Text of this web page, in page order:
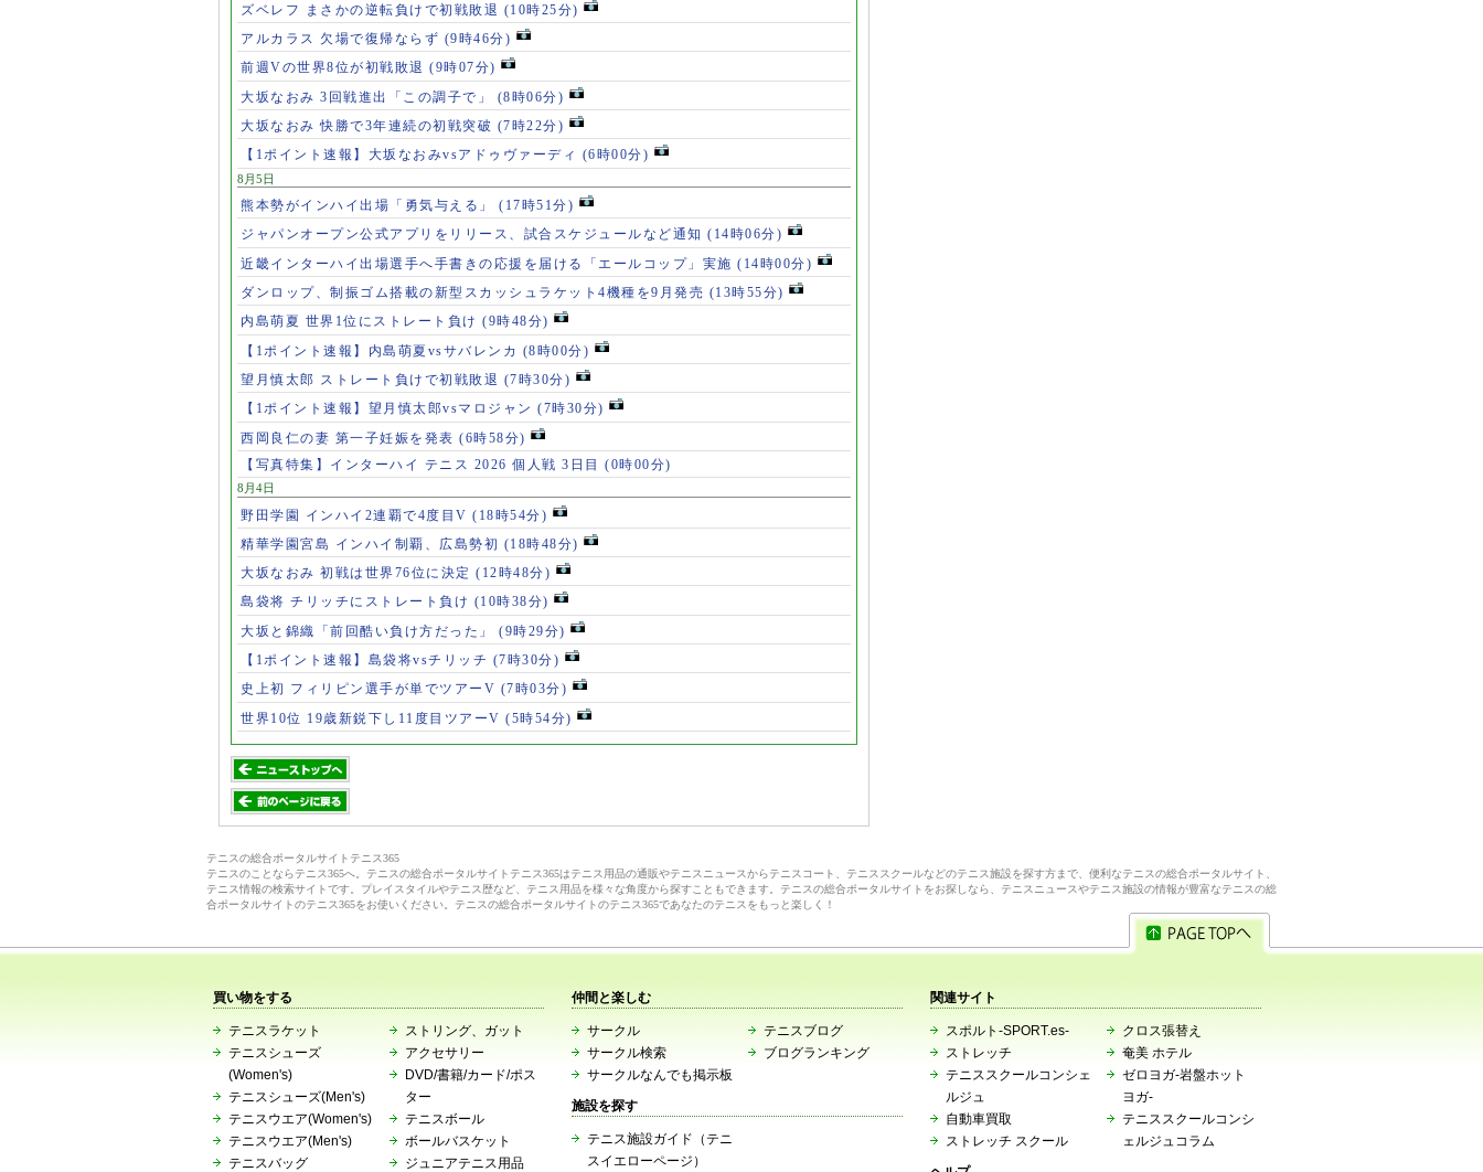
ズベレフ まさかの逆転負けで初戦敗退 (10時25分)
アルカラス 欠場で復帰ならず (9時46分)
前週Vの世界8位が初戦敗退 (9時07分)
大坂なおみ 3回戦進出「この調子で」 (8時06分)
大坂なおみ 快勝で3年連続の初戦突破 (7時22分)
【1ポイント速報】大坂なおみvsアドゥヴァーディ (6時00分)
8月5日
熊本勢がインハイ出場「勇気与える」 (17時51分)
ジャパンオープン公式アプリをリリース、試合スケジュールなど通知 (14時06分)
近畿インターハイ出場選手へ手書きの応援を届ける「エールコップ」実施 (14時00分)
ダンロップ、制振ゴム搭載の新型スカッシュラケット4機種を9月発売 (13時55分)
内島萌夏 世界1位にストレート負け (9時48分)
【1ポイント速報】内島萌夏vsサバレンカ (8時00分)
望月慎太郎 ストレート負けで初戦敗退 (7時30分)
【1ポイント速報】望月慎太郎vsマロジャン (7時30分)
西岡良仁の妻 第一子妊娠を発表 (6時58分)
【写真特集】インターハイ テニス 2026 個人戦 3日目 (0時00分)
8月4日
野田学園 インハイ2連覇で4度目V (18時54分)
精華学園宮島 インハイ制覇、広島勢初 (18時48分)
大坂なおみ 初戦は世界76位に決定 (12時48分)
島袋将 チリッチにストレート負け (10時38分)
大坂と錦織「前回酷い負け方だった」 (9時29分)
【1ポイント速報】島袋将vsチリッチ (7時30分)
史上初 フィリピン選手が単でツアーV (7時03分)
世界10位 19歳新鋭下し11度目ツアーV (5時54分)
テニスの総合ポータルサイトテニス365
テニスのことならテニス365へ。テニスの総合ポータルサイトテニス365はテニス用品の通販やテニスニュースからテニスコート、テニススクールなどのテニス施設を探す方まで、便利なテニスの総合ポータルサイト、
テニス情報の検索サイトです。プレイスタイルやテニス歴など、テニス用品を様々な角度から探すこともできます。テニスの総合ポータルサイトをお探しなら、テニスニュースやテニス施設の情報が豊富なテニスの総
合ポータルサイトのテニス365をお使いください。テニスの総合ポータルサイトのテニス365であなたのテニスをもっと楽しく！
買い物をする
テニスラケット
テニスシューズ
(Women's)
テニスシューズ(Men's)
テニスウエア(Women's)
テニスウエア(Men's)
テニスバッグ
ストリング、ガット
アクセサリー
DVD/書籍/カード/ポス
ター
テニスボール
ボールバスケット
ジュニアテニス用品
仲間と楽しむ
サークル
サークル検索
サークルなんでも掲示板
テニスブログ
ブログランキング
施設を探す
テニス施設ガイド（テニ
スイエローページ）
関連サイト
スポルト-SPORT.es-
ストレッチ
テニススクールコンシェ
ルジュ
自動車買取
ストレッチ スクール
クロス張替え
奄美 ホテル
ゼロヨガ-岩盤ホット
ヨガ-
テニススクールコンシ
ェルジュコラム